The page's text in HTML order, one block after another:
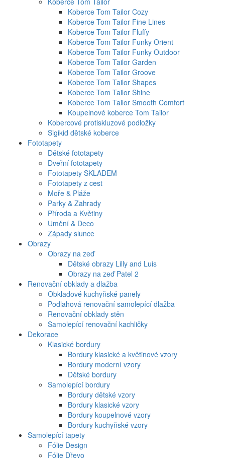
Koberce Tom Tailor Cozy
Koberce Tom Tailor Fine Lines
Koberce Tom Tailor Fluffy
Koberce Tom Tailor Funky Orient
Koberce Tom Tailor Funky Outdoor
Koberce Tom Tailor Garden
Koberce Tom Tailor Groove
Koberce Tom Tailor Shapes
Koberce Tom Tailor Shine
Koberce Tom Tailor Smooth Comfort
Koupelnové koberce Tom Tailor
Kobercové protiskluzové podložky
Sigikid dětské koberce
Fototapety
Dětské fototapety
Dveřní fototapety
Fototapety SKLADEM
Fototapety z cest
Moře & Pláže
Parky & Zahrady
Příroda a Květiny
Umění & Deco
Západy slunce
Obrazy
Obrazy na zeď
Dětské obrazy Lilly and Luis
Obrazy na zeď Patel 2
Renovační obklady a dlažba
Obkladové kuchyňské panely
Podlahová renovační samolepící dlažba
Renovační obklady stěn
Samolepící renovační kachličky
Dekorace
Klasické bordury
Bordury klasické a květinové vzory
Bordury moderní vzory
Dětské bordury
Samolepící bordury
Bordury dětské vzory
Bordury klasické vzory
Bordury koupelnové vzory
Bordury kuchyňské vzory
Samolepící tapety
Fólie Design
Fólie Dřevo